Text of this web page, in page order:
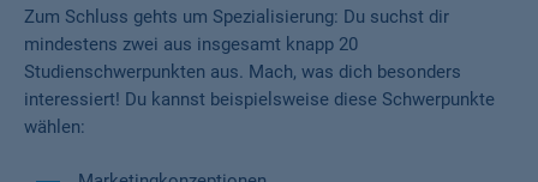
Zum Schluss gehts um Spezialisierung: Du suchst dir
mindestens zwei aus insgesamt knapp 20
Studienschwerpunkten aus. Mach, was dich besonders
interessiert! Du kannst beispielsweise diese Schwerpunkte
wählen: